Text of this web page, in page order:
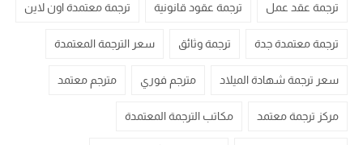
ترجمة عقد عمل ترجمة عقود قانونية ترجمة معتمدة اون لاين
ترجمة معتمدة جدة ترجمة وثائق سعر الترجمة المعتمدة
سعر ترجمة شهادة الميلاد مترجم فوري مترجم معتمد
مركز ترجمة معتمد مكاتب الترجمة المعتمدة